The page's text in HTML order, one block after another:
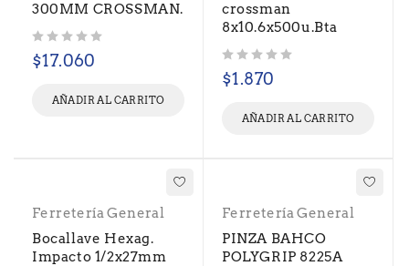
300MM CROSSMAN.
$17.060
AÑADIR AL CARRITO
crossman
8x10.6x500u.Bta
$1.870
AÑADIR AL CARRITO
Ferretería General
Bocallave Hexag.
Impacto 1/2x27mm
Ferretería General
PINZA BAHCO
POLYGRIP 8225A